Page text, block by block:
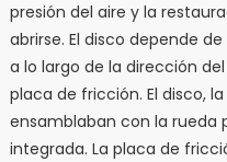
presión del aire y la
abrirse. El disco depende
a lo largo de la dirección
placa de fricción. El disco,
ensamblaban con la
integrada. La placa de